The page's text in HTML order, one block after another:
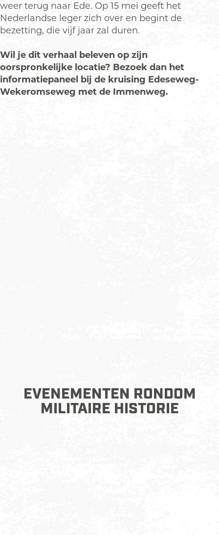
weer terug naar Ede. Op 15 mei geeft het
Nederlandse leger zich over en begint de
bezetting, die vijf jaar zal duren.
Wil je dit verhaal beleven op zijn
oorspronkelijke locatie? Bezoek dan het
informatiepaneel bij de kruising Edeseweg-
Wekeromseweg met de Immenweg.
EVENEMENTEN RONDOM
MILITAIRE HISTORIE